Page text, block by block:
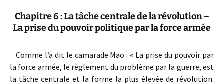
Chapitre 6 : La tâche centrale de la révolution –
La prise du pouvoir politique par la force armée
Comme l’a dit le camarade Mao : « La prise du pouvoir par
la force armée, le règlement du problème par la guerre, est
la tâche centrale et la forme la plus élevée de révolution.